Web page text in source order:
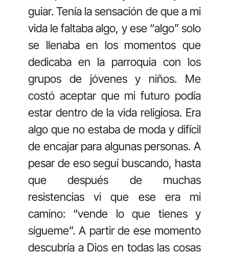
guiar. Tenía la sensación de que a mi
vida le faltaba algo, y ese “algo” solo
se llenaba en los momentos que
dedicaba en la parroquia con los
grupos de jóvenes y niños. Me
costó aceptar que mi futuro podía
estar dentro de la vida religiosa. Era
algo que no estaba de moda y difícil
de encajar para algunas personas. A
pesar de eso seguí buscando, hasta
que después de muchas
resistencias vi que ese era mi
camino: “vende lo que tienes y
sígueme”. A partir de ese momento
descubría a Dios en todas las cosas